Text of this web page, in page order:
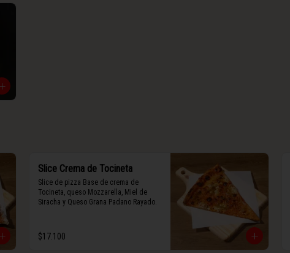
Slice Crema de Tocineta
Slice de pizza Base de crema de
Tocineta, queso Mozzarella, Miel de
Siracha y Queso Grana Padano Rayado.
$17.100